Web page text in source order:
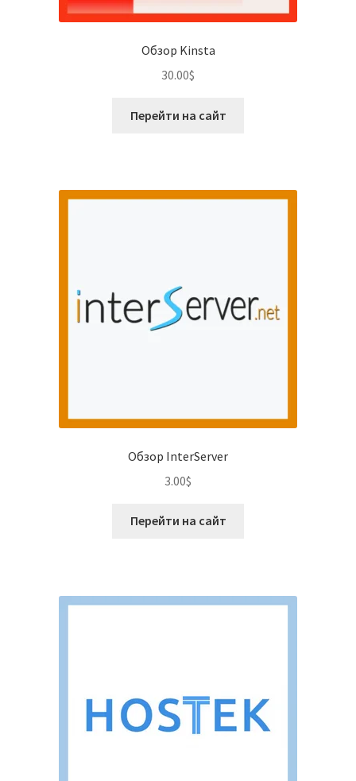
Обзор Kinsta
30.00$
Перейти на сайт
Обзор InterServer
3.00$
Перейти на сайт